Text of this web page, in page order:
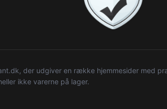
der udgiver en række hjemmesider med
ikke varerne på lager.